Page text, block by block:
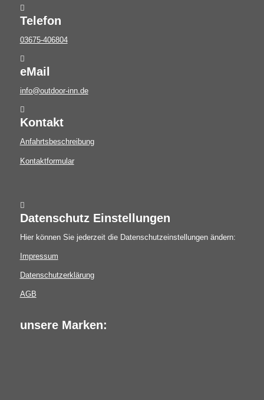
Telefon
03675-406804
eMail
info@outdoor-inn.de
Kontakt
Anfahrtsbeschreibung
Kontaktformular
Datenschutz Einstellungen
Hier können Sie jederzeit die Datenschutzeinstellungen ändern:
Impressum
Datenschutzerklärung
AGB
unsere Marken: